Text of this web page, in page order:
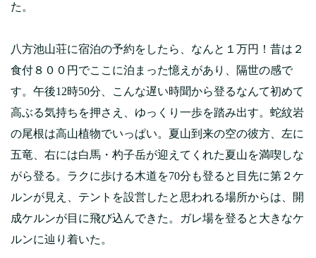
た。
八方池山荘に宿泊の予約をしたら、なんと１万円！昔は２
食付８００円でここに泊まった憶えがあり、隔世の感で
す。午後12時50分、こんな遅い時聞から登るなんて初めて
高ぶる気持ちを押さえ、ゆっくり一歩を踏み出す。蛇紋岩
の尾根は高山植物でいっぱい。夏山到来の空の彼方、左に
五竜、右には白馬・杓子岳が迎えてくれた夏山を満喫しな
がら登る。ラクに歩ける木道を70分も登ると目先に第２ケ
ルンが見え、テントを設営したと思われる場所からは、開
成ケルンが目に飛び込んできた。ガレ場を登ると大きなケ
ルンに辿り着いた。